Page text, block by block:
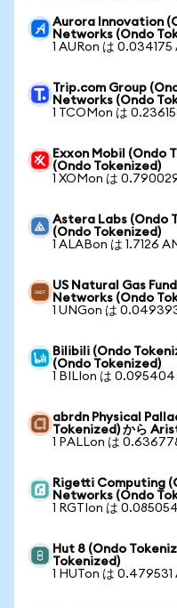
Aurora Innovation
Networks (Ondo
1 AURon は 0.034175
Trip.com Group
Networks (Ondo
1 TCOMon は
Exxon Mobil (Ondo
(Ondo Tokenized)
1 XOMon は
Astera Labs (Ondo
(Ondo Tokenized)
1 ALABon は 1.7126
US Natural Gas
Networks (Ondo
1 UNGon は
Bilibili (Ondo
(Ondo Tokenized)
1 BILIon は 0.095404
abrdn Physical
Tokenized) から
1 PALLon は
Rigetti Computing
Networks (Ondo
1 RGTIon は
Hut 8 (Ondo
Tokenized)
1 HUTon は 0.479531